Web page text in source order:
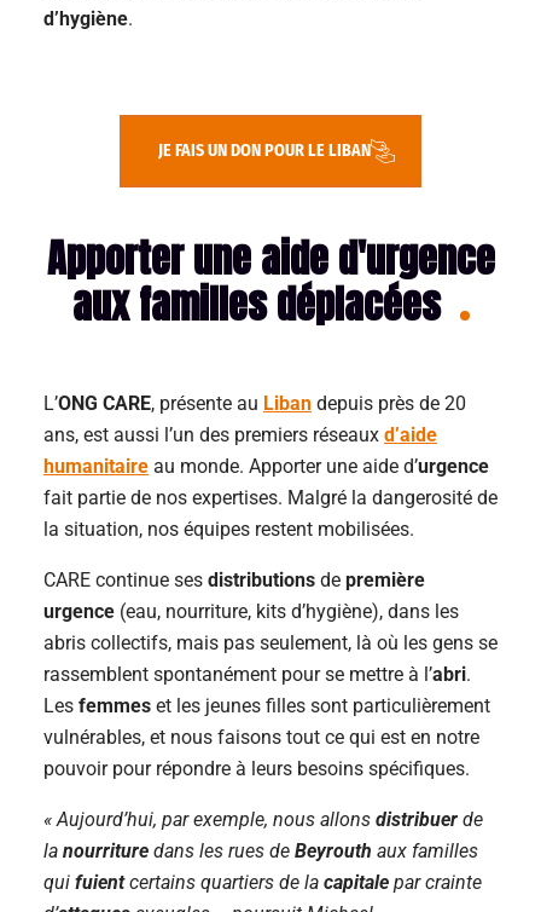
d’hygiène.
JE FAIS UN DON POUR LE LIBAN
Apporter une aide d'urgence
aux familles déplacées
L’ONG CARE, présente au Liban depuis près de 20
ans, est aussi l’un des premiers réseaux d’aide
humanitaire au monde. Apporter une aide d’urgence
fait partie de nos expertises. Malgré la dangerosité de
la situation, nos équipes restent mobilisées.
CARE continue ses distributions de première
urgence (eau, nourriture, kits d’hygiène), dans les
abris collectifs, mais pas seulement, là où les gens se
rassemblent spontanément pour se mettre à l’abri.
Les femmes et les jeunes filles sont particulièrement
vulnérables, et nous faisons tout ce qui est en notre
pouvoir pour répondre à leurs besoins spécifiques.
« Aujourd’hui, par exemple, nous allons distribuer de
la nourriture dans les rues de Beyrouth aux familles
qui fuientcertains quartiers de la capitale par crainte